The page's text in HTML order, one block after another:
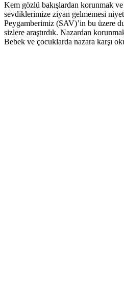
Kem gözlü bakışlardan korunmak
sevdiklerimize ziyan gelmemesi
Peygamberimiz (SAV)’in bu üzere
sizlere araştırdık. Nazardan
Bebek ve çocuklarda nazara karşı